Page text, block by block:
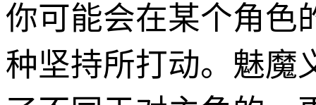
你可能会在某个角色
种坚持所打动。魅魔